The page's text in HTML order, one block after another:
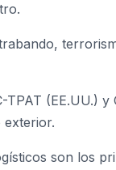
(EE.UU.) y
son los